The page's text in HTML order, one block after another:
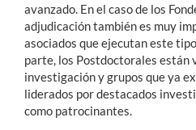
avanzado. En el caso de los
adjudicación también es muy
asociados que ejecutan este
parte, los Postdoctorales están
investigación y grupos que ya
liderados por destacados
como patrocinantes.